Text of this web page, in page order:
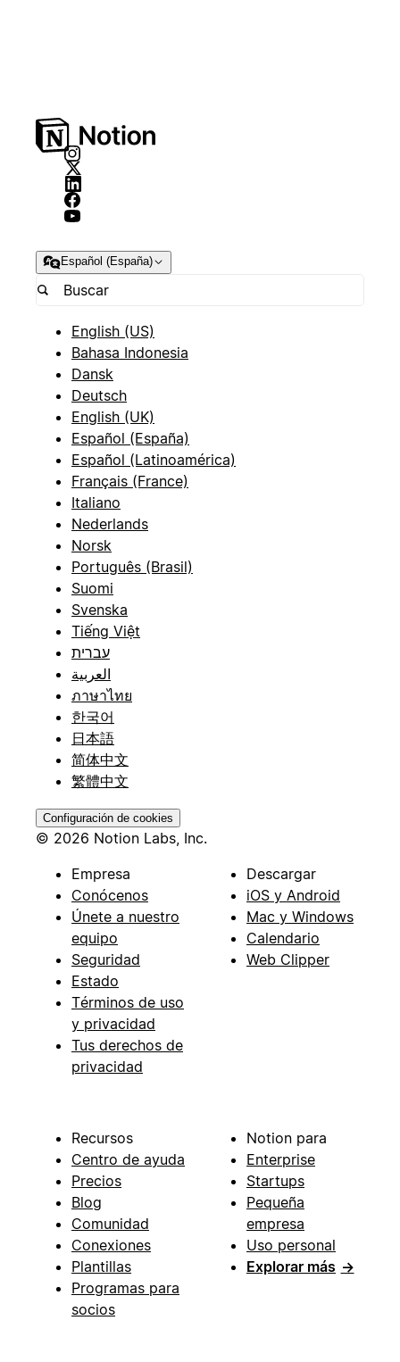
Español (España)
English (US)
Bahasa Indonesia
Dansk
Deutsch
English (UK)
Español (España)
Español (Latinoamérica)
Français (France)
Italiano
Nederlands
Norsk
Português (Brasil)
Suomi
Svenska
Tiếng Việt
עברית
العربية
ภาษาไทย
한국어
日本語
简体中文
繁體中文
Configuración de cookies
© 2026 Notion Labs, Inc.
Empresa
Conócenos
Únete a nuestro
equipo
Seguridad
Estado
Términos de uso
y privacidad
Tus derechos de
privacidad
Descargar
iOS y Android
Mac y Windows
Calendario
Web Clipper
Recursos
Centro de ayuda
Precios
Blog
Comunidad
Conexiones
Plantillas
Programas para
socios
Notion para
Enterprise
Startups
Pequeña
empresa
Uso personal
Explorar más →